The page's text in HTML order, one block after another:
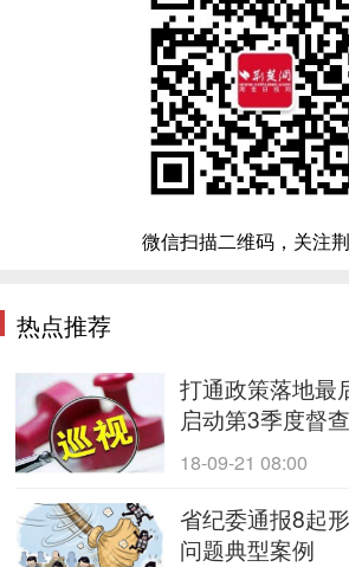
微信扫描二维码，关注
热点推荐
打通政策落地最
启动第3季度督查
18-09-21 08:00
省纪委通报8起
问题典型案例